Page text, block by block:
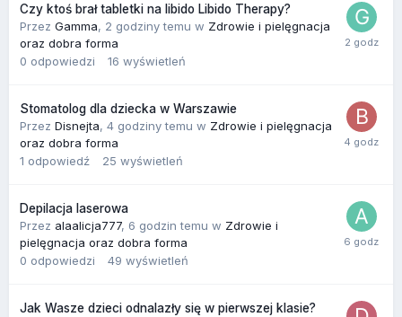
Czy ktoś brał tabletki na libido Libido Therapy?
Przez Gamma, 2 godziny temu w Zdrowie i pielęgnacja
oraz dobra forma
0 odpowiedzi 16 wyświetleń
Stomatolog dla dziecka w Warszawie
Przez Disnejta, 4 godziny temu w Zdrowie i pielęgnacja
oraz dobra forma
1 odpowiedź 25 wyświetleń
Depilacja laserowa
Przez alaalicja777, 6 godzin temu w Zdrowie i
pielęgnacja oraz dobra forma
0 odpowiedzi 49 wyświetleń
Jak Wasze dzieci odnalazły się w pierwszej klasie?